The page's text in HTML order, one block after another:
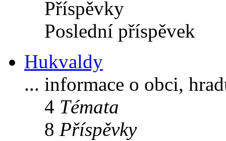
Příspěvky
Poslední příspěvek
Hukvaldy
... informace o obci,
4 Témata
8 Příspěvky